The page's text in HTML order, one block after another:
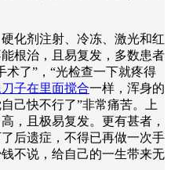
化剂注射、冷冻、激光和红
根治，且易复发，多数患者
术了”，“光检查一下就疼得
刀子在里面搅合一样，浑身的
己快不行了”非常痛苦。上
，且极易复发。更有甚者，
后遗症，不得已再做一次手
不说，给自己的一生带来无